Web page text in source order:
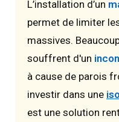
L’installation d’un
permet de limiter
massives.
souffrent d'un
à cause de parois
investir dans une
est une solution